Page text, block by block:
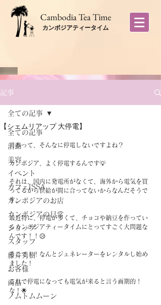
​Cambodia Tea Time
カンボジアティータイム
記事
全ての記事
活動
美容
イベント
カフェISSA
カンボジアのお店
カンボジアの日常
ショップ
スタッフ
藤井秀樹
お客様
商品
ノムトムムーン
全ての記事
【シェムリアップ 大停電】
日本って、そんなに停電しないですよね？
カンボジア、よく停電するんです💡
それは、国内に発電所がなくて、海外から電気を買
ってるから供給が間に合ってないからなんだそうで
す。
最近特に、停電が多くて、チョコや納豆を作ってい
るカンボジアティータイムにとってすごく大問題な
んです！！😥
そこで！！なんとジェネレーターをレンタルし始め
ました！
これで停電になっても電気が来ると言う画期的！
な！🌟